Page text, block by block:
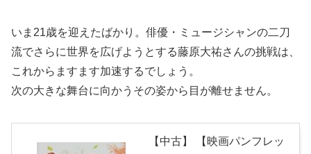
いま21歳を迎えたばかり。俳優・ミュージシャンの二刀
流でさらに世界を広げようとする藤原大祐さんの挑戦は、
これからますます加速するでしょう。
次の大きな舞台に向かうその姿から目が離せません。
【中古】 【映画パンフレッ